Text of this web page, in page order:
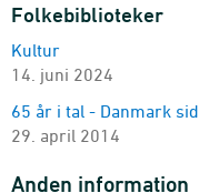
Forbrug af
kulturaktivitet, køn og
2024K1-2026K1 - Pct.
Forbrug af
kulturaktivitet, køn, og
Medlemstal for
Folkebiblioteker
Kultur
14. juni 2024
65 år i tal - Danmark
29. april 2014
Anden information